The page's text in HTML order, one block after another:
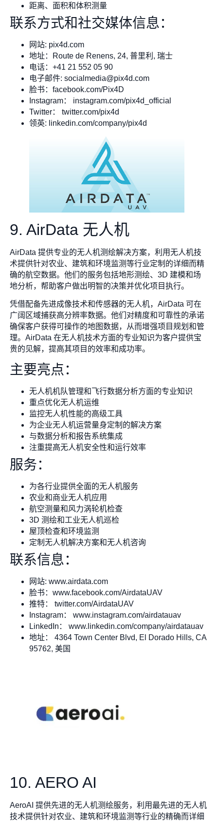
距离、面积和体积测量
联系方式和社交媒体信息：
网站: pix4d.com
地址：Route de Renens, 24, 普里利, 瑞士
电话：+41 21 552 05 90
电子邮件: socialmedia@pix4d.com
脸书：facebook.com/Pix4D
Instagram： instagram.com/pix4d_official
Twitter： twitter.com/pix4d
领英: linkedin.com/company/pix4d
9. AirData 无人机
AirData 提供专业的无人机测绘解决方案，利用无人机技
术提供针对农业、建筑和环境监测等行业定制的详细而精
确的航空数据。他们的服务包括地形测绘、3D 建模和场
地分析，帮助客户做出明智的决策并优化项目执行。
凭借配备先进成像技术和传感器的无人机，AirData 可在
广阔区域捕获高分辨率数据。他们对精度和可靠性的承诺
确保客户获得可操作的地图数据，从而增强项目规划和管
理。AirData 在无人机技术方面的专业知识为客户提供宝
贵的见解，提高其项目的效率和成功率。
主要亮点：
无人机机队管理和飞行数据分析方面的专业知识
重点优化无人机运维
监控无人机性能的高级工具
为企业无人机运营量身定制的解决方案
与数据分析和报告系统集成
注重提高无人机安全性和运行效率
服务：
为各行业提供全面的无人机服务
农业和商业无人机应用
航空测量和风力涡轮机检查
3D 测绘和工业无人机巡检
屋顶检查和环境监测
定制无人机解决方案和无人机咨询
联系信息：
网站: www.airdata.com
脸书：www.facebook.com/AirdataUAV
推特： twitter.com/AirdataUAV
Instagram： www.instagram.com/airdatauav
LinkedIn： www.linkedin.com/company/airdatauav
地址： 4364 Town Center Blvd, El Dorado Hills, CA
95762, 美国
10. AERO AI
AeroAI 提供先进的无人机测绘服务，利用最先进的无人机
技术提供针对农业、建筑和环境监测等行业的精确而详细